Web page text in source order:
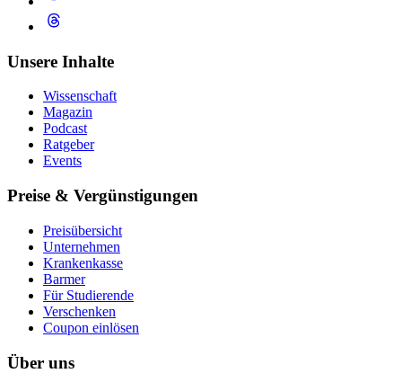
Unsere Inhalte
Wissenschaft
Magazin
Podcast
Ratgeber
Events
Preise & Vergünstigungen
Preisübersicht
Unternehmen
Krankenkasse
Barmer
Für Studierende
Ver­schen­ken
Coupon einlösen
Über uns